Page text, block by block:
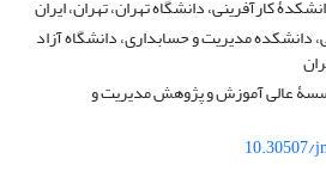
کارآفرینی، دانشگاه تهران، تهران، ایران
دانشکده مدیریت و حسابداری، دانشگاه آزاد
عالی آموزش و پژوهش مدیریت و
10.30507/